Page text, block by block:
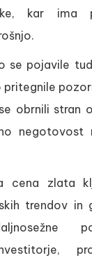
kar ima
se pojavile
pritegnile
obrnili stran
negotovost
cena zlata
trendov in